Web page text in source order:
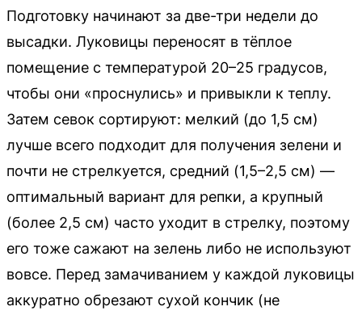
Подготовку начинают за две-три недели до
высадки. Луковицы переносят в тёплое
помещение с температурой 20–25 градусов,
чтобы они «проснулись» и привыкли к теплу.
Затем севок сортируют: мелкий (до 1,5 см)
лучше всего подходит для получения зелени и
почти не стрелкуется, средний (1,5–2,5 см) —
оптимальный вариант для репки, а крупный
(более 2,5 см) часто уходит в стрелку, поэтому
его тоже сажают на зелень либо не используют
вовсе. Перед замачиванием у каждой луковицы
аккуратно обрезают сухой кончик (не